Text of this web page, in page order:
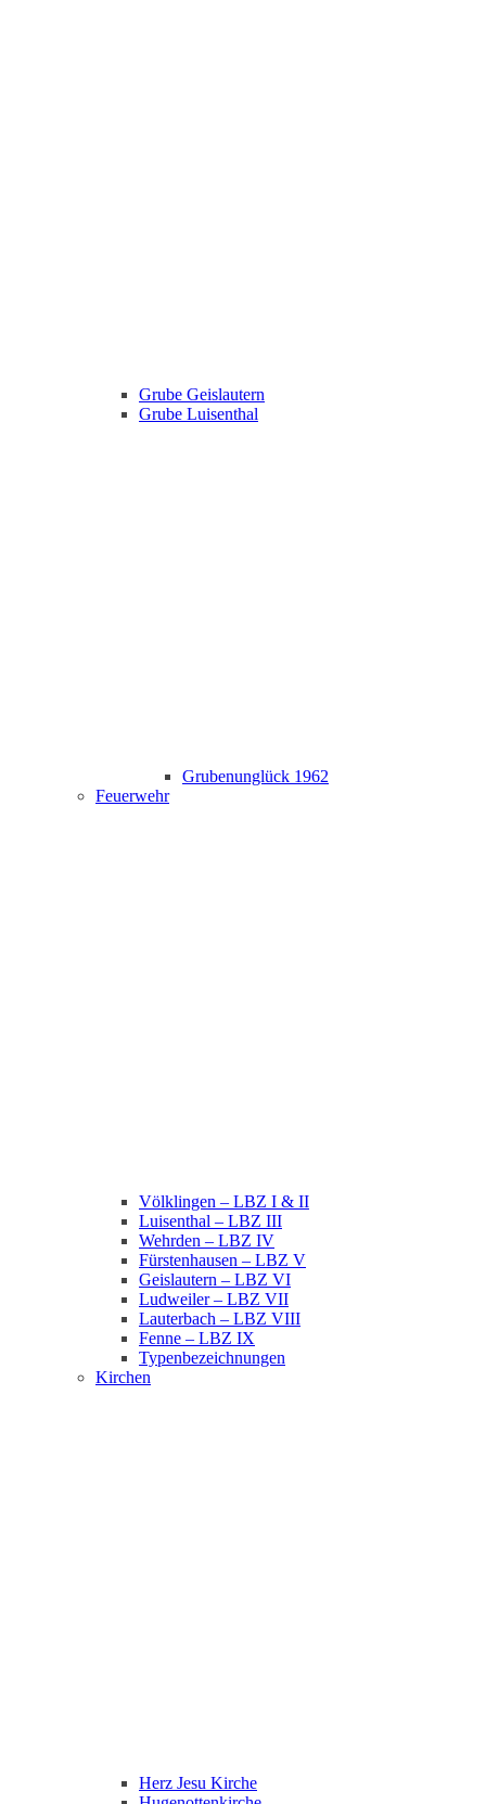
Grube Geislautern
Grube Luisenthal
Grubenunglück 1962
Feuerwehr
Völklingen – LBZ I & II
Luisenthal – LBZ III
Wehrden – LBZ IV
Fürstenhausen – LBZ V
Geislautern – LBZ VI
Ludweiler – LBZ VII
Lauterbach – LBZ VIII
Fenne – LBZ IX
Typenbezeichnungen
Kirchen
Herz Jesu Kirche